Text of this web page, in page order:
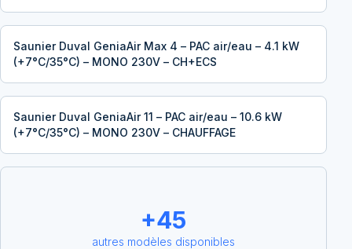
Saunier Duval GeniaAir Max 4 – PAC air/eau – 4.1 kW
(+7°C/35°C) – MONO 230V – CH+ECS
Saunier Duval GeniaAir 11 – PAC air/eau – 10.6 kW
(+7°C/35°C) – MONO 230V – CHAUFFAGE
+45
autres modèles disponibles